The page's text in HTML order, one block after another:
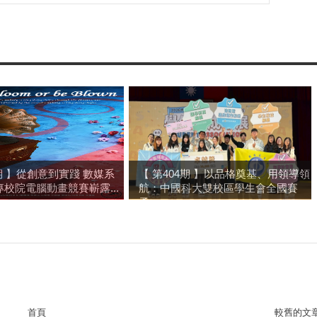
】從創意到實踐 數媒系
校院電腦動畫競賽嶄露...
【 第404期 】以品格奠基、用領導領
航：中國科大雙校區學生會全國賽
勇...
較舊的文
首頁